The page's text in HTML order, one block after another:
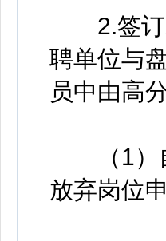
2.签订
聘单位与
员中由高
（1）自
放弃岗位